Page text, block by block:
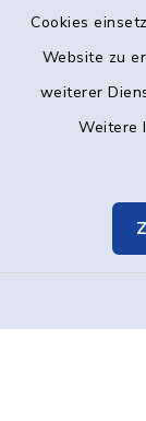
Cookies
Website zu
weiterer
Weitere